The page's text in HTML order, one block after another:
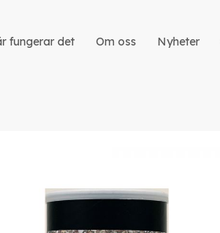
fungerar det Om oss Nyheter